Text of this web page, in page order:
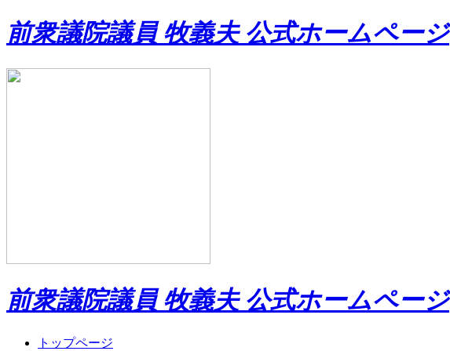
前衆議院議員 牧義夫 公式ホームページ
前衆議院議員 牧義夫 公式ホームページ
トップページ